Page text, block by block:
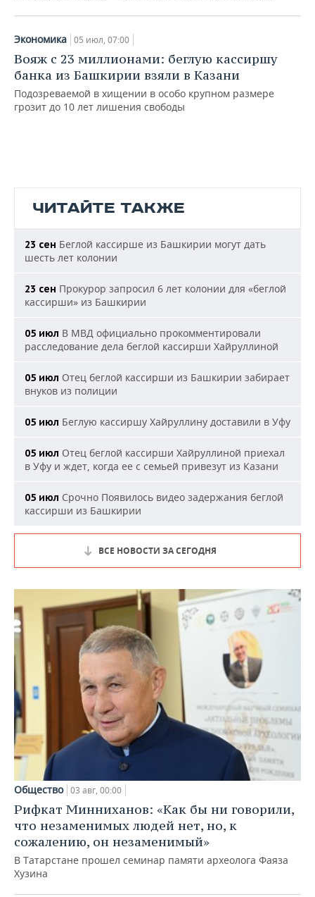
Экономика 05 июл, 07:00
Вояж с 23 миллионами: беглую кассиршу
банка из Башкирии взяли в Казани
Подозреваемой в хищении в особо крупном размере
грозит до 10 лет лишения свободы
ЧИТАЙТЕ ТАКЖЕ
23 сен Беглой кассирше из Башкирии могут дать
шесть лет колонии
23 сен Прокурор запросил 6 лет колонии для «беглой
кассирши» из Башкирии
05 июл В МВД официально прокомментировали
расследование дела беглой кассирши Хайруллиной
05 июл Отец беглой кассирши из Башкирии забирает
внуков из полиции
05 июл Беглую кассиршу Хайруллину доставили в Уфу
05 июл Отец беглой кассирши Хайруллиной приехал
в Уфу и ждет, когда ее с семьей привезут из Казани
05 июл Срочно Появилось видео задержания беглой
кассирши из Башкирии
ВСЕ НОВОСТИ ЗА СЕГОДНЯ
Общество 03 авг, 00:00
Рифкат Минниханов: «Как бы ни говорили,
что незаменимых людей нет, но, к
сожалению, он незаменимый»
В Татарстане прошел семинар памяти археолога Фаяза
Хузина